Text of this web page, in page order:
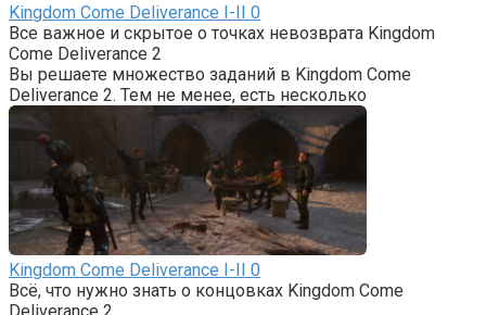
Kingdom Come Deliverance I-II 0
Все важное и скрытое о точках невозврата Kingdom
Come Deliverance 2
Вы решаете множество заданий в Kingdom Come
Deliverance 2. Тем не менее, есть несколько
Kingdom Come Deliverance I-II 0
Всё, что нужно знать о концовках Kingdom Come